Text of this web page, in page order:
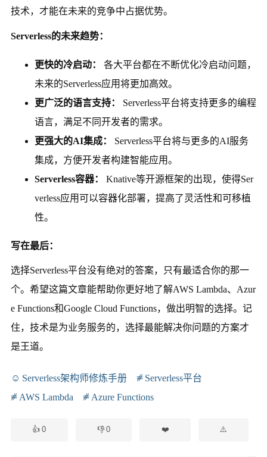
技术，才能在未来的竞争中占据优势。
Serverless的未来趋势：
更快的冷启动：
各大平台都在不断优化冷启动问题，
未来的Serverless应用将更加高效。
更广泛的语言支持：
Serverless平台将支持更多的编程
语言，满足不同开发者的需求。
更强大的AI集成：
Serverless平台将与更多的AI服务
集成，方便开发者构建智能应用。
Serverless容器：
Knative等开源框架的出现，使得Ser
verless应用可以容器化部署，提高了灵活性和可移植
性。
写在最后：
选择Serverless平台没有绝对的答案，只有最适合你的那一
个。希望这篇文章能帮助你更好地了解AWS Lambda、Azur
e Functions和Google Cloud Functions，做出明智的选择。记
住，技术是为业务服务的，选择最能解决你问题的方案才
是王道。
Serverless架构师修炼手册
Serverless平台
AWS Lambda
Azure Functions
0 0